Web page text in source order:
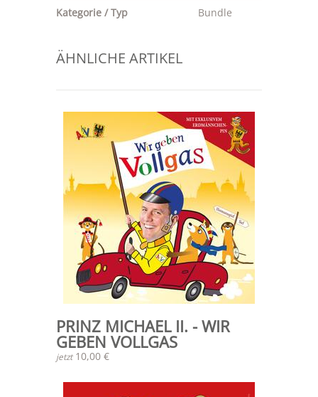
Kategorie / Typ Bundle
ÄHNLICHE ARTIKEL
PRINZ MICHAEL II. - WIR
GEBEN VOLLGAS
jetzt10,00 €